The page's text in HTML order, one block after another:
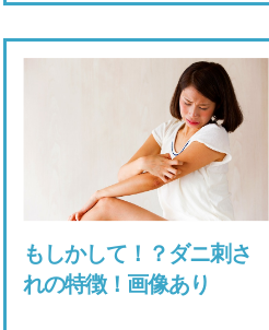
もしかして！？ダニ刺さ
れの特徴！画像あり